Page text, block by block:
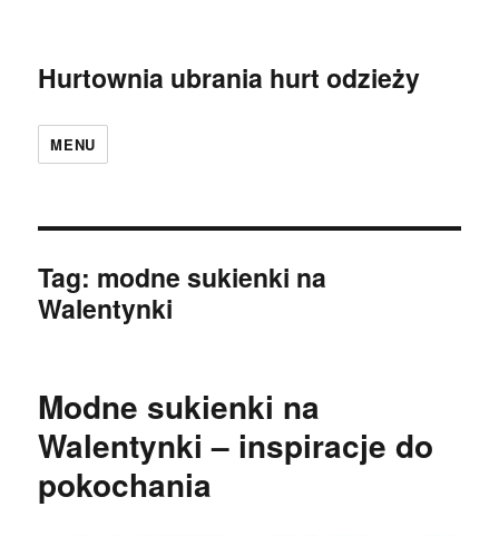
Hurtownia ubrania hurt odzieży
MENU
Tag: modne sukienki na
Walentynki
Modne sukienki na
Walentynki – inspiracje do
pokochania